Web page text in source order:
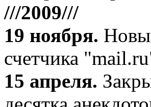
///2009///
19 ноября.
счетчика
15 апреля.